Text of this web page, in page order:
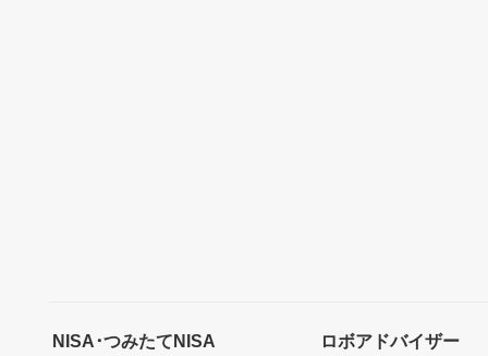
NISA･つみたてNISA ロボアドバイザー